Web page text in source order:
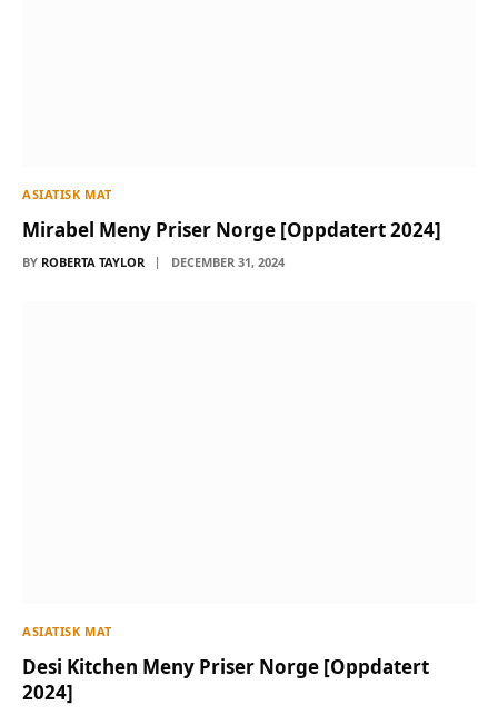
ASIATISK MAT
Mirabel Meny Priser Norge [Oppdatert 2024]
BY ROBERTA TAYLOR DECEMBER 31, 2024
ASIATISK MAT
Desi Kitchen Meny Priser Norge [Oppdatert
2024]